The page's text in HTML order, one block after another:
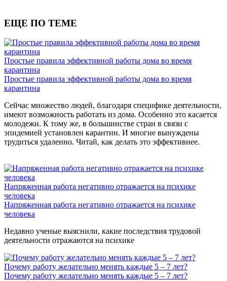
ЕЩЕ ПО ТЕМЕ
Простые правила эффективной работы дома во время
карантина
Простые правила эффективной работы дома во время
карантина
Сейчас множество людей, благодаря специфике деятельности,
имеют возможность работать из дома. Особенно это касается
молодежи. К тому же, в большинстве стран в связи с
эпидемией установлен карантин. И многие вынуждены
трудиться удаленно. Читай, как делать это эффективнее.
Напряженная работа негативно отражается на психике
человека
Напряженная работа негативно отражается на психике
человека
Недавно ученые выяснили, какие последствия трудовой
деятельности отражаются на психике
Почему работу желательно менять каждые 5 – 7 лет?
Почему работу желательно менять каждые 5 – 7 лет?